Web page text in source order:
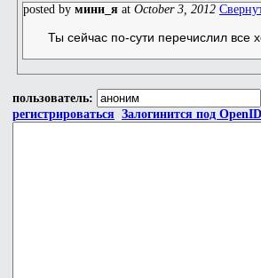
posted by мини_я at October 3, 2012
Ты сейчас по-сути перечислил все
пользователь:
регистрироваться Залогинится под OpenID